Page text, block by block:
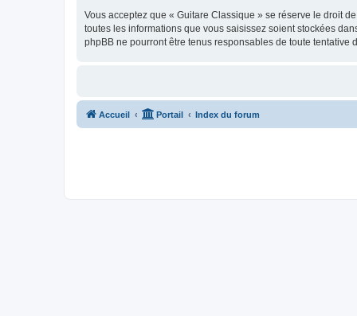
Vous acceptez que « Guitare Classique » se réserve le droit
toutes les informations que vous saisissez soient stockées
phpBB ne pourront être tenus responsables de toute
Accueil Portail Index du forum